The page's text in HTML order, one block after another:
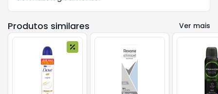
Produtos similares Ver mais